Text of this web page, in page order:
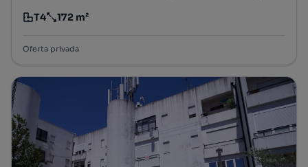
Tipologia
T4
Preço por metro quadrado
172 m²
Oferta privada